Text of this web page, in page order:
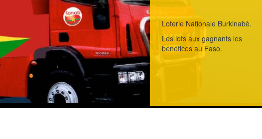
Loterie Nationale Burkinabè.
Les lots aux gagnants les
bénéfices au Faso.